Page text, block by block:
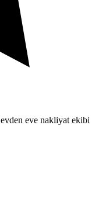
evden eve nakliyat ekibi